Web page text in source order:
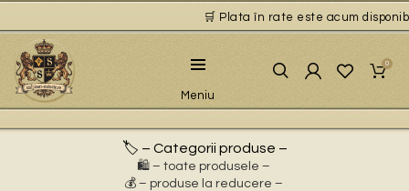
🛒 Plata în rate este acum
Meniu
0
🏷️ – Categorii produse –
🛍️ – toate produsele –
💰 – produse la reducere –